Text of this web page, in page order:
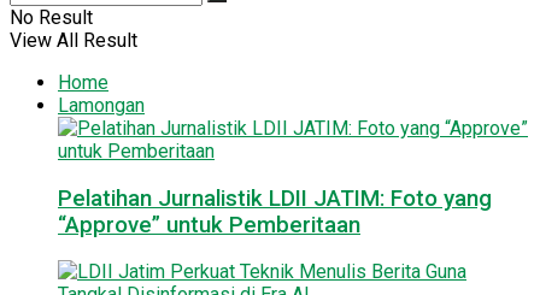
No Result
View All Result
Home
Lamongan
Pelatihan Jurnalistik LDII JATIM: Foto yang
“Approve” untuk Pemberitaan